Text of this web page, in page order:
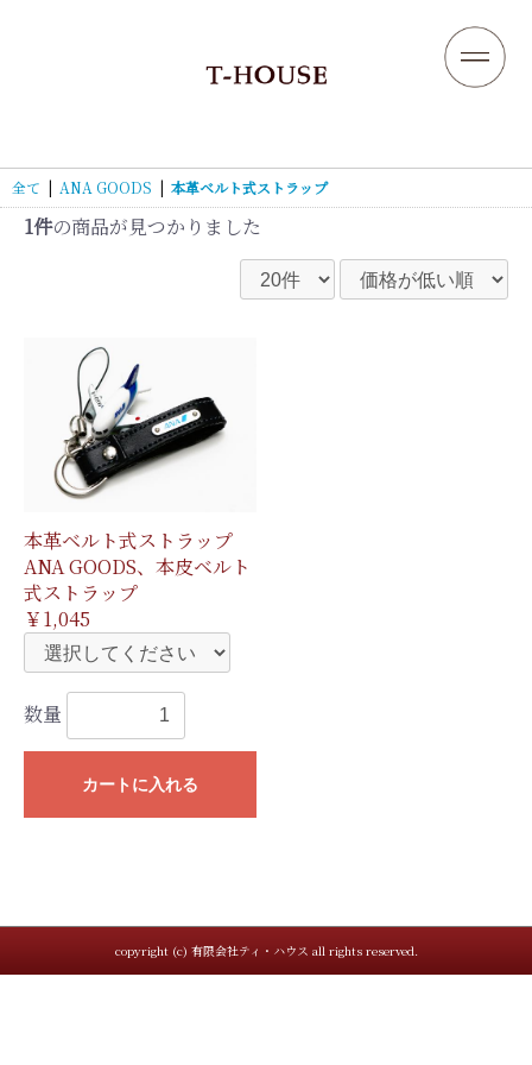
全て | ANA GOODS | 本革ベルト式ストラップ
1件の商品が見つかりました
本革ベルト式ストラップ
ANA GOODS、本皮ベルト
式ストラップ
￥1,045
数量
カートに入れる
copyright (c) 有限会社ティ・ハウス all rights reserved.